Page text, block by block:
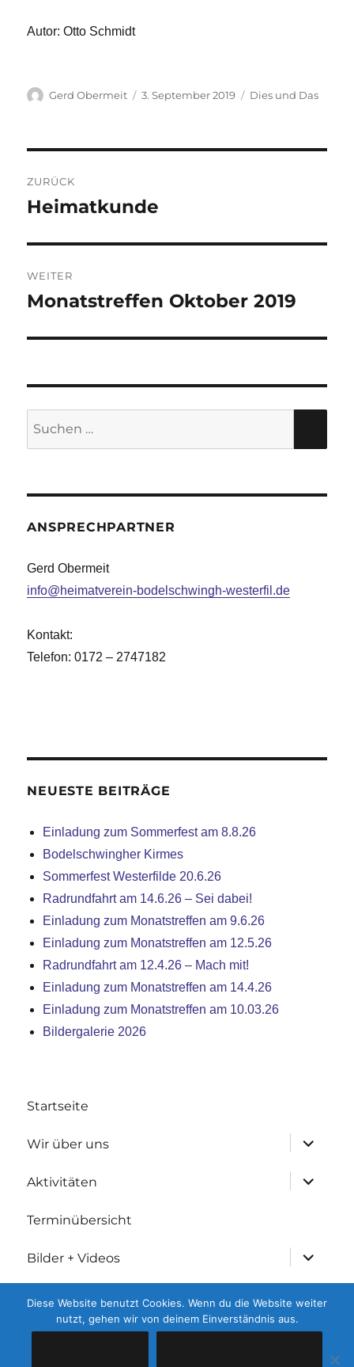
Autor: Otto Schmidt
Autor
Gerd Obermeit
Veröffentlicht
3. September 2019 Kategorien
Dies und Das
ZURÜCK
Vorheriger
Heimatkunde
WEITER
Nächster
Monatstreffen Oktober 2019
ANSPRECHPARTNER
Gerd Obermeit
info@heimatverein-bodelschwingh-westerfil.de
Kontakt:
Telefon: 0172 – 2747182
NEUESTE BEITRÄGE
Einladung zum Sommerfest am 8.8.26
Bodelschwingher Kirmes
Sommerfest Westerfilde 20.6.26
Radrundfahrt am 14.6.26 – Sei dabei!
Einladung zum Monatstreffen am 9.6.26
Einladung zum Monatstreffen am 12.5.26
Radrundfahrt am 12.4.26 – Mach mit!
Einladung zum Monatstreffen am 14.4.26
Einladung zum Monatstreffen am 10.03.26
Bildergalerie 2026
Startseite
Wir über uns
Aktivitäten
Terminübersicht
Bilder + Videos
Geschichtliches
anzeigen
Kontakt
Diese Website benutzt Cookies. Wenn du die Website weiter
nutzt, gehen wir von deinem Einverständnis aus.